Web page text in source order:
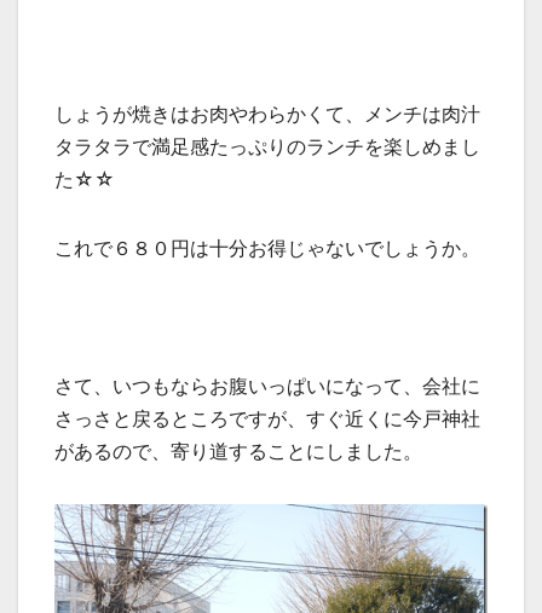
しょうが焼きはお肉やわらかくて、メンチは肉汁
タラタラで満足感たっぷりのランチを楽しめまし
た☆☆
これで６８０円は十分お得じゃないでしょうか。
さて、いつもならお腹いっぱいになって、会社に
さっさと戻るところですが、すぐ近くに今戸神社
があるので、寄り道することにしました。